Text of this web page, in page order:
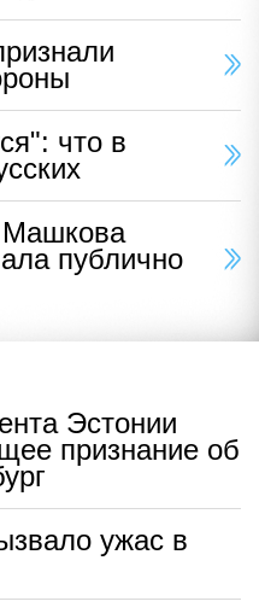
что в
публично
Эстонии
признание об
ужас в